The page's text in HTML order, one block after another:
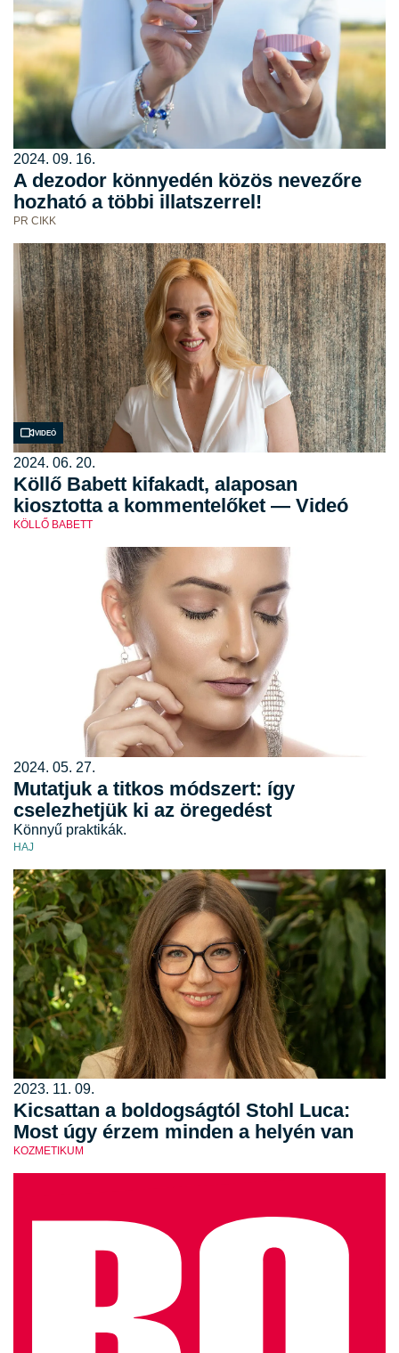
2024. 09. 16.
A dezodor könnyedén közös nevezőre
hozható a többi illatszerrel!
PR CIKK
Videó
2024. 06. 20.
Köllő Babett kifakadt, alaposan
kiosztotta a kommentelőket — Videó
KÖLLŐ BABETT
2024. 05. 27.
Mutatjuk a titkos módszert: így
cselezhetjük ki az öregedést
Könnyű praktikák.
HAJ
2023. 11. 09.
Kicsattan a boldogságtól Stohl Luca:
Most úgy érzem minden a helyén van
KOZMETIKUM